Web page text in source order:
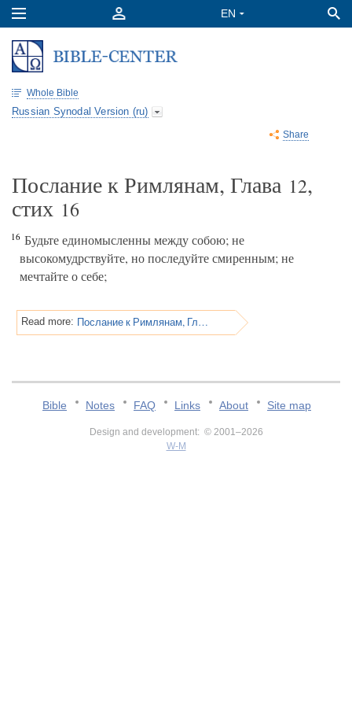
Whole Bible
Russian Synodal Version (ru)
Share
Послание к Римлянам, Глава 12,
стих 16
16 Будьте единомысленны между собою; не
высокомудрствуйте, но последуйте смиренным; не
мечтайте о себе;
Read more: Послание к Римлянам, Глава 12
Bible Notes FAQ Links About Site map
Design and development: © 2001–2026
W-M